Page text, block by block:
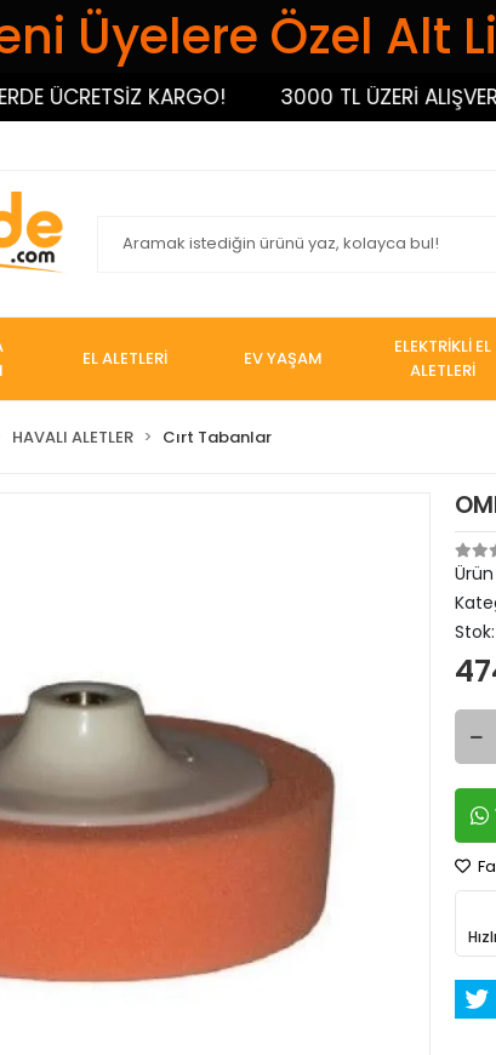
Üyelere Özel Alt
KARGO! 3000 TL ÜZERİ
EL ALETLERİ EV YAŞAM
ELEKTRİKLİ EL
ALETLERİ
HAVALI ALETLER Cırt Tabanlar
Stok: